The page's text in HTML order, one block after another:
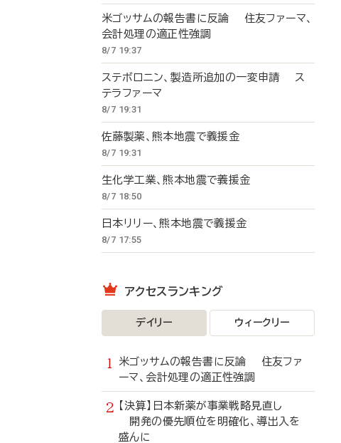
米ゴッサムの報告書に反論 住友ファーマ、
会計処理の適正性強調
8/7 19:37
ステボロニン、製造所追加の一変申請 ス
テラファーマ
8/7 19:31
佐藤製薬、熊本地震で義援金
8/7 19:31
生化学工業、熊本地震で義援金
8/7 18:50
日本リリー、熊本地震で義援金
8/7 17:55
アクセスランキング
デイリー ウィークリー
米ゴッサムの報告書に反論 住友ファ
ーマ、会計処理の適正性強調
【決算】日本新薬が事業戦略見直し
開発の優先順位を明確化、導出入を
盛んに